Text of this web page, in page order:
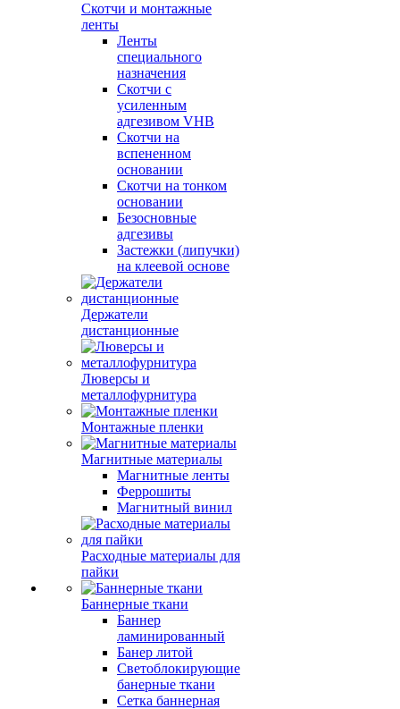
Скотчи и монтажные
ленты
Ленты
специального
назначения
Скотчи с
усиленным
адгезивом VHB
Скотчи на
вспененном
основании
Скотчи на тонком
основании
Безосновные
адгезивы
Застежки (липучки)
на клеевой основе
Держатели
дистанционные
Люверсы и
металлофурнитура
Монтажные пленки
Магнитные материалы
Магнитные ленты
Феррошиты
Магнитный винил
Расходные материалы для
пайки
Баннерные ткани
Баннер
ламинированный
Банер литой
Светоблокирующие
банерные ткани
Сетка баннерная